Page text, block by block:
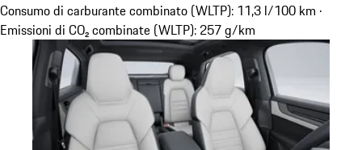
Consumo di carburante combinato (WLTP): 11,3 l/100 km ·
Emissioni di CO₂ combinate (WLTP): 257 g/km